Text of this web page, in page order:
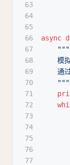
63
64
65
66
async
67
"""
68
模
69
通
70
    """
71
72
73
74
75
76
77